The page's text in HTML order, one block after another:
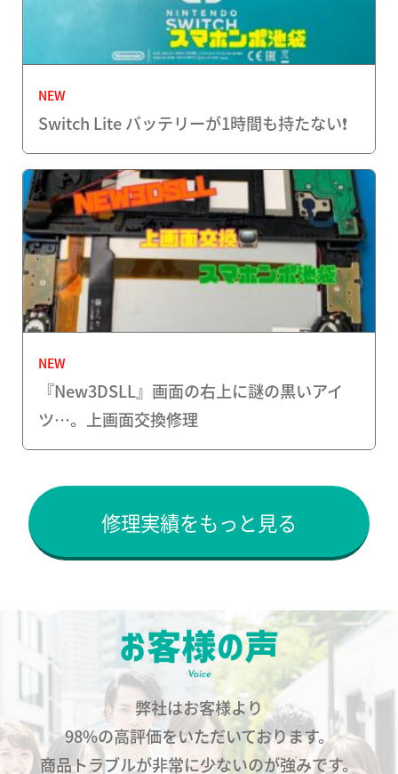
NEW
Switch Lite バッテリーが1時間も持たない❗️
NEW
『New3DSLL』画面の右上に謎の黒いアイ
ツ…。上画面交換修理
修理実績をもっと見る
弊社はお客様より
98%の高評価をいただいております。
商品トラブルが非常に少ないのが強みです。